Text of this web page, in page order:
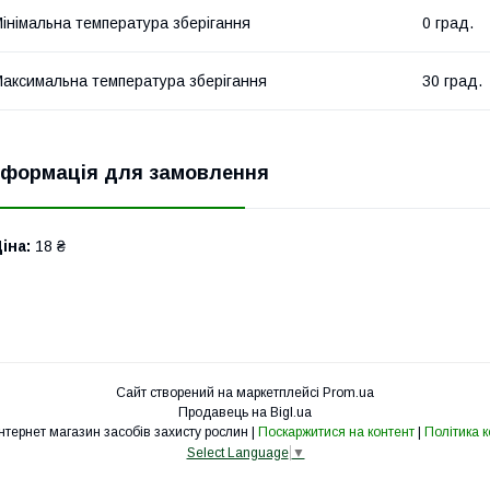
температура зберігання 0 град.
температура зберігання 30 град.
для замовлення
18 ₴
Сайт створений на маркетплейсі Prom.ua
Продавець на Bigl.ua
Помідорчик — інтернет магазин засобів захисту рослин | Поскаржитися на контент | Політика
Select Language ▼